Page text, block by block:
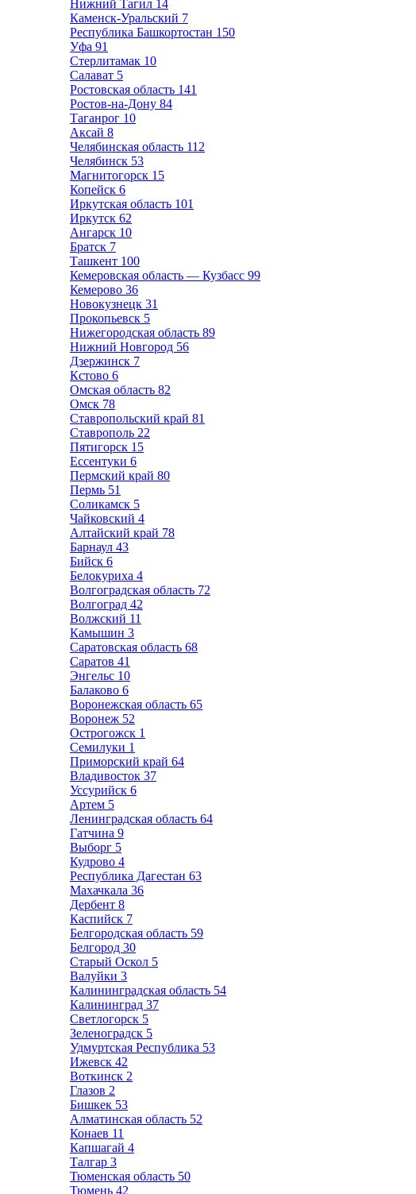
Нижний Тагил 14
Каменск-Уральский 7
Республика Башкортостан 150
Уфа 91
Стерлитамак 10
Салават 5
Ростовская область 141
Ростов-на-Дону 84
Таганрог 10
Аксай 8
Челябинская область 112
Челябинск 53
Магнитогорск 15
Копейск 6
Иркутская область 101
Иркутск 62
Ангарск 10
Братск 7
Ташкент 100
Кемеровская область — Кузбасс 99
Кемерово 36
Новокузнецк 31
Прокопьевск 5
Нижегородская область 89
Нижний Новгород 56
Дзержинск 7
Кстово 6
Омская область 82
Омск 78
Ставропольский край 81
Ставрополь 22
Пятигорск 15
Ессентуки 6
Пермский край 80
Пермь 51
Соликамск 5
Чайковский 4
Алтайский край 78
Барнаул 43
Бийск 6
Белокуриха 4
Волгоградская область 72
Волгоград 42
Волжский 11
Камышин 3
Саратовская область 68
Саратов 41
Энгельс 10
Балаково 6
Воронежская область 65
Воронеж 52
Острогожск 1
Семилуки 1
Приморский край 64
Владивосток 37
Уссурийск 6
Артем 5
Ленинградская область 64
Гатчина 9
Выборг 5
Кудрово 4
Республика Дагестан 63
Махачкала 36
Дербент 8
Каспийск 7
Белгородская область 59
Белгород 30
Старый Оскол 5
Валуйки 3
Калининградская область 54
Калининград 37
Светлогорск 5
Зеленоградск 5
Удмуртская Республика 53
Ижевск 42
Воткинск 2
Глазов 2
Бишкек 53
Алматинская область 52
Конаев 11
Капшагай 4
Талгар 3
Тюменская область 50
Тюмень 42